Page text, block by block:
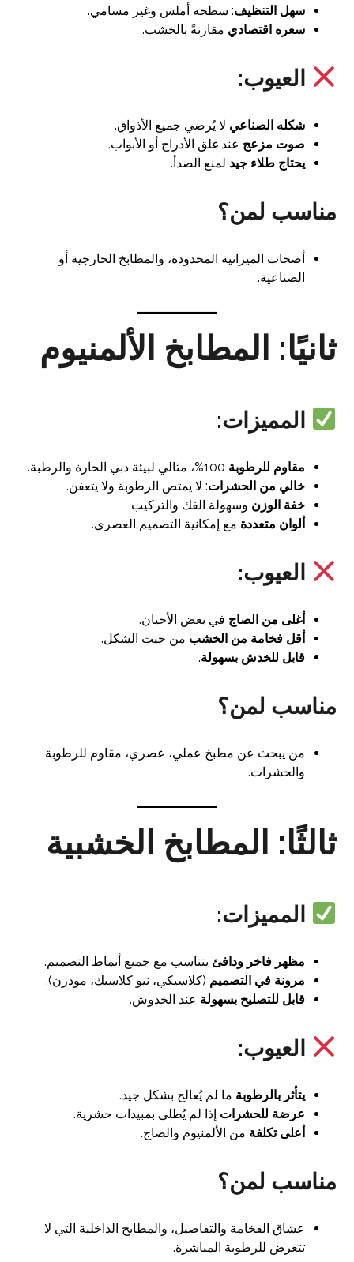
سهل التنظيف: سطحه أملس وغير مسامي.
سعره اقتصادي مقارنةً بالخشب.
العيوب:
شكله الصناعي لا يُرضي جميع الأذواق.
صوت مزعج عند غلق الأدراج أو الأبواب.
يحتاج طلاء جيد لمنع الصدأ.
مناسب لمن؟
أصحاب الميزانية المحدودة، والمطابخ الخارجية أو
الصناعية.
ثانيًا: المطابخ الألمنيوم
المميزات:
مقاوم للرطوبة
خالي من الحشرات: لا يمتص الرطوبة ولا يتعفن.
خفة الوزن وسهولة الفك والتركيب.
ألوان متعددة مع إمكانية التصميم العصري.
العيوب:
أغلى من الصاج في بعض الأحيان.
أقل فخامة من الخشب من حيث الشكل.
قابل للخدش بسهولة.
مناسب لمن؟
من يبحث عن مطبخ عملي، عصري، مقاوم للرطوبة
والحشرات.
ثالثًا: المطابخ الخشبية
المميزات:
مظهر فاخر ودافئ يتناسب مع جميع أنماط التصميم.
مرونة في التصميم (كلاسيكي، نيو كلاسيك، مودرن).
قابل للتصليح بسهولة عند الخدوش.
العيوب:
يتأثر بالرطوبة ما لم يُعالج بشكل جيد.
عرضة للحشرات إذا لم يُطلى بمبيدات حشرية.
أعلى تكلفة من الألمنيوم والصاج.
مناسب لمن؟
عشاق الفخامة والتفاصيل، والمطابخ الداخلية التي لا
تتعرض للرطوبة المباشرة.